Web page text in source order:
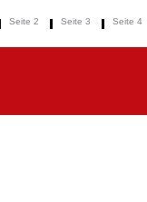
Seite 2 Seite 3 Seite 4